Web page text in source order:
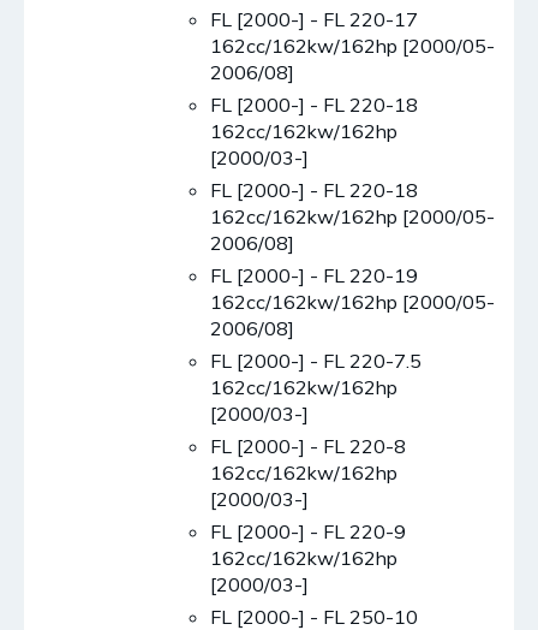
FL [2000-] - FL 220-17
162cc/162kw/162hp [2000/05-
2006/08]
FL [2000-] - FL 220-18
162cc/162kw/162hp
[2000/03-]
FL [2000-] - FL 220-18
162cc/162kw/162hp [2000/05-
2006/08]
FL [2000-] - FL 220-19
162cc/162kw/162hp [2000/05-
2006/08]
FL [2000-] - FL 220-7.5
162cc/162kw/162hp
[2000/03-]
FL [2000-] - FL 220-8
162cc/162kw/162hp
[2000/03-]
FL [2000-] - FL 220-9
162cc/162kw/162hp
[2000/03-]
FL [2000-] - FL 250-10